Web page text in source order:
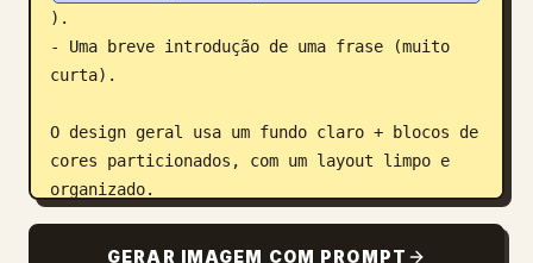
).
- Uma breve introdução de uma frase (muito
curta).
O design geral usa um fundo claro + blocos de
cores particionados, com um layout limpo e
organizado.
Os seis romancistas são:
GERAR IMAGEM COM PROMPT